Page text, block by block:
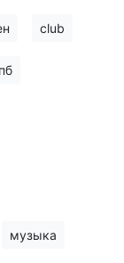
club
музыка